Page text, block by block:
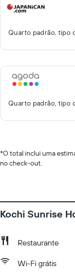
Quarto padrão, tipo
Quarto padrão, tipo
*O total inclui uma
no check-out.
Kochi Sunrise
Restaurante
Wi-Fi grátis